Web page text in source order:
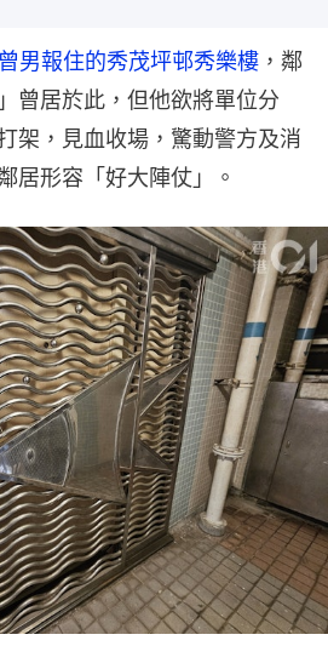
男報住的秀茂坪邨秀樂樓 ，鄰
曾居於此，但他欲將單位分
架，見血收場，驚動警方及消
居形容「好大陣仗」。